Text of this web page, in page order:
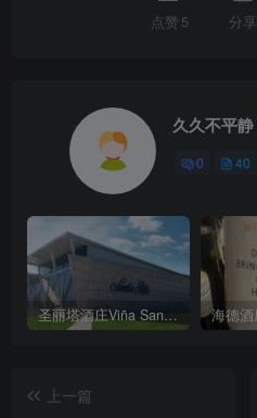
点赞 5 分享
久久不平静
0 40
圣丽塔酒庄Viña Santa Rita
上一篇